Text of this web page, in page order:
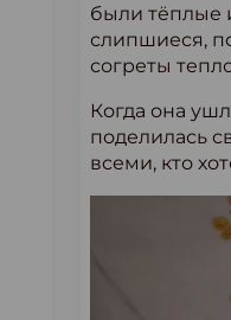
были тёплые
слипшиеся,
согреты
Когда она
поделилась
всеми, кто